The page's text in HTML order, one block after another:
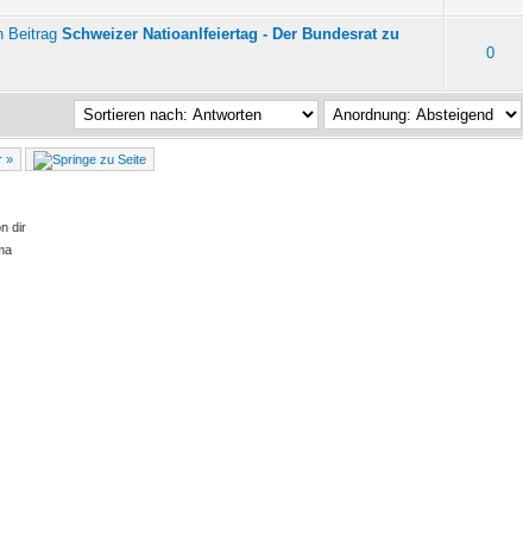
Schweizer Natioanlfeiertag - Der Bundesrat zu
0
- 0 von 5 durchschnittlich
»
dir